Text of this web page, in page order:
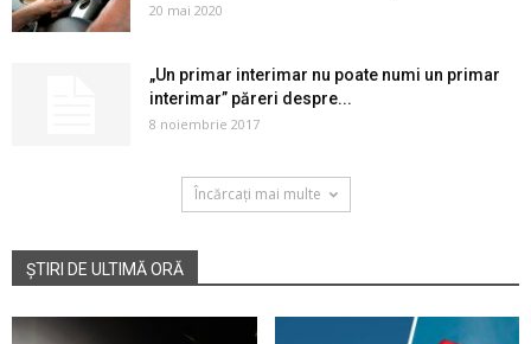
20 mai 2020
„Un primar interimar nu poate numi un primar
interimar” păreri despre...
8 noiembrie 2017
Încărcați mai multe
ȘTIRI DE ULTIMĂ ORĂ